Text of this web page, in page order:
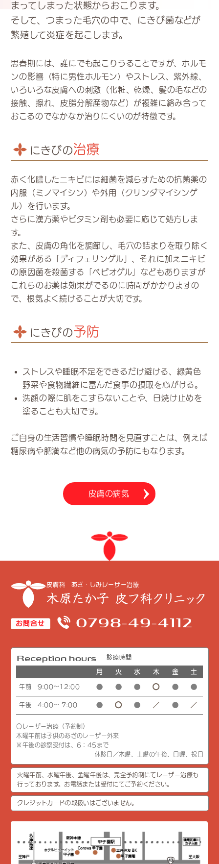
まってしまった状態からおこります。
そして、つまった毛穴の中で、にきび菌などが
繁殖して炎症を起こします。
思春期には、誰にでも起こりうることですが、ホルモ
ンの影響（特に男性ホルモン）やストレス、紫外線、
いろいろな皮膚への刺激（化粧、乾燥、髪の毛などの
接触、擦れ、皮脂分解産物など）が複雑に絡み合って
おこるのでなかなか治りにくいのが特徴です。
にきびの治療
赤く化膿したニキビには細菌を減らすための抗菌薬の
内服（ミノマイシン）や外用（クリンダマイシンゲ
ル）を行います。
さらに漢方薬やビタミン剤も必要に応じて処方しま
す。
また、皮膚の角化を調節し、毛穴の詰まりを取り除く
効果がある「ディフェリンゲル」、それに加えニキビ
の原因菌を殺菌する「ベピオゲル」などもありますが
これらのお薬は効果がでるのに時間がかかりますの
で、根気よく続けることが大切です。
にきびの予防
ストレスや睡眠不足をできるだけ避ける、緑黄色
野菜や食物繊維に富んだ食事の摂取を心がける。
洗顔の際に肌をこすらないことや、日焼け止めを
塗ることも大切です。
ご自身の生活習慣や睡眠時間を見直すことは、例えば
糖尿病や肥満など他の病気の予防にもなります。
皮膚の病気
皮膚科 あざ・しみレーザー治療
診療時間
月 火 水 木 金 土
午前 9:00～12:00
午後 4:00～ 7:00
〇レーザー治療（予約制）
木曜午前は子供のあざのレーザー外来
※午後の診察受付は、6：45まで
休診日／木曜、土曜の午後、日曜、祝日
火曜午前、水曜午後、金曜午後は、完全予約制にてレーザー治療も
行っております。お電話または受付にてご予約ください。
クレジットカードの取扱いはございません。